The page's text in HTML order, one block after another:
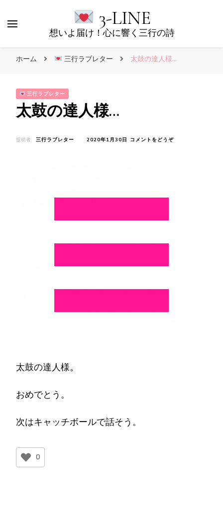
3-LINE
想いよ届け！心に響く三行の詩
ホーム 三行ラブレター 太鼓の達人様…
三行ラブレター
太鼓の達人様…
投稿者: 三行ラブレター 2020年1月30日 コメントをどうぞ(太
太鼓の達人様。
おめでとう。
次はキャッチボールで話そう。
0